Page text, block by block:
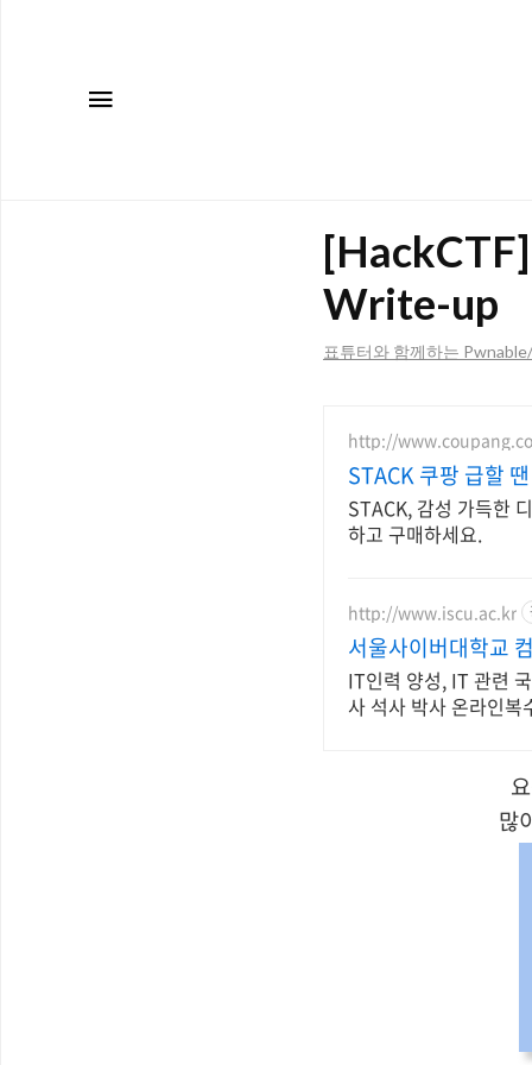
Write-up
표튜터와 함께하는
http://
STACK 쿠팡 급할
STACK, 감성 가득한
하고 구매하세요.
http://www.iscu.ac.kr
서울사이버대학교
IT인력 양성, IT 관련
사 석사 박사 온라인복
많